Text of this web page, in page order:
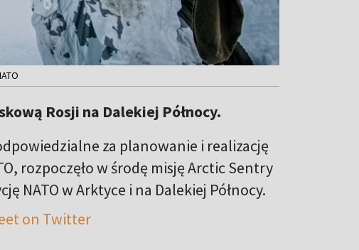
Rosji na Dalekiej Północy.
za planowanie i realizację
rozpoczęło w środę misję Arctic Sentry
NATO w Arktyce i na Dalekiej Północy.
on Twitter